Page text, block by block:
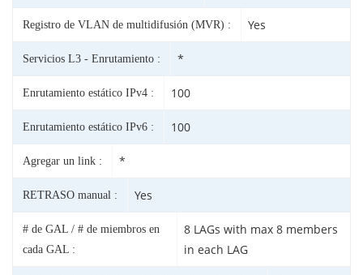
Registro de VLAN de multidifusión (MVR) : Yes
Servicios L3 - Enrutamiento : *
Enrutamiento estático IPv4 : 100
Enrutamiento estático IPv6 : 100
Agregar un link : *
RETRASO manual : Yes
# de GAL / # de miembros en
cada GAL :
8 LAGs with max 8 members
in each LAG